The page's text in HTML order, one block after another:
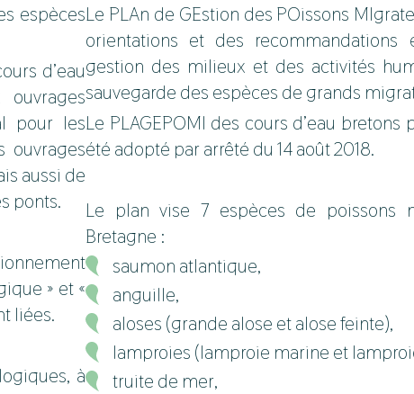
espèces
d’eau
pour les
ouvrages
aussi de
ponts.
» et «
liées.
à
Le PLAn de GEstion des POissons
orientations et des
gestion des milieux et des activités
sauvegarde des espèces de grands
Le PLAGEPOMI des cours d’eau
été adopté par arrêté du 14 août 2018.
Le plan vise 7 espèces de poissons
Bretagne :
saumon atlantique,
anguille,
aloses (grande alose et alose feinte),
lamproies (lamproie marine et
truite de mer,